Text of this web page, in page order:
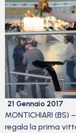
21 Gennaio 2017
MONTICHIARI (BS)
regala la prima